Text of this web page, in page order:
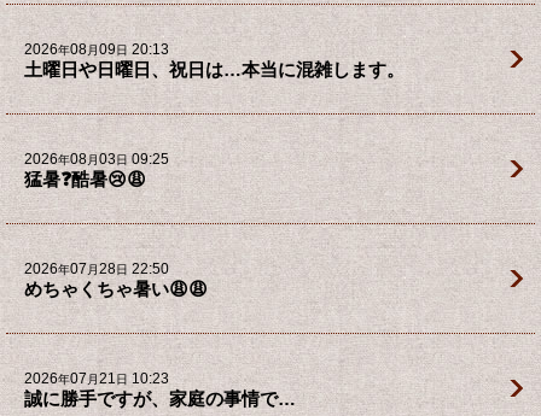
2026年08月09日20:13
土曜日や日曜日、祝日は…本当に混雑します。
2026年08月03日 09:25
猛暑❓酷暑😢😩
2026年07月28日 22:50
めちゃくちゃ暑い😩😩
2026年07月21日 10:23
誠に勝手ですが、家庭の事情で…